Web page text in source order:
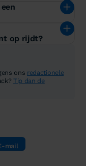
op rijdt?
ons redactionele
Tip dan de
mail